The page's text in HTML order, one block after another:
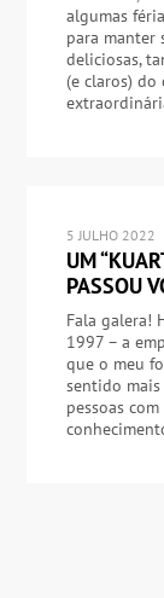
algumas
para manter
deliciosas,
(e claros)
5 JULHO 2022
UM
PASSOU
Fala galera!
1997 – a
que o meu
sentido
pessoas